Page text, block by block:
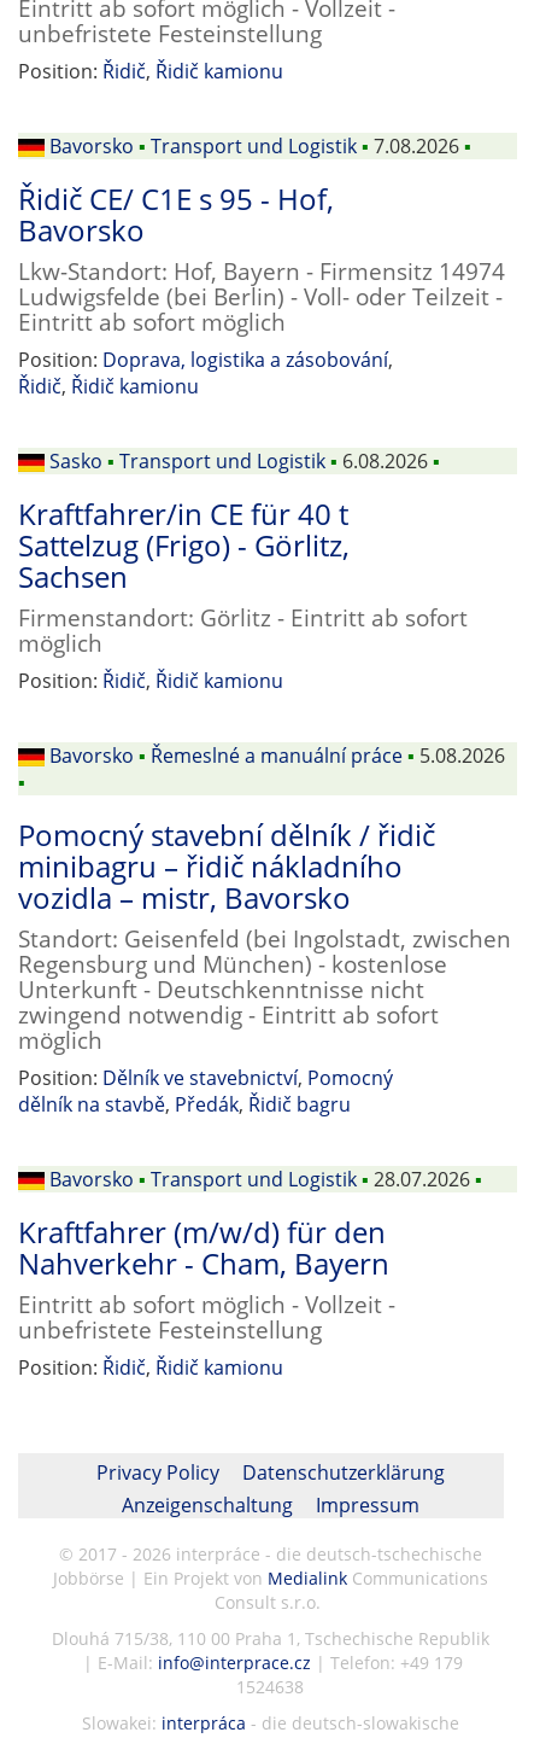
Eintritt ab sofort möglich - Vollzeit -
unbefristete Festeinstellung
Position: Řidič, Řidič kamionu
Bavorsko ▪ Transport und Logistik▪ 7.08.2026▪
Řidič CE/ C1E s 95 - Hof,
Bavorsko
Lkw-Standort: Hof, Bayern - Firmensitz 14974
Ludwigsfelde (bei Berlin) - Voll- oder Teilzeit -
Eintritt ab sofort möglich
Position: Doprava, logistika a zásobování,
Řidič, Řidič kamionu
Sasko ▪ Transport und Logistik▪ 6.08.2026▪
Kraftfahrer/in CE für 40 t
Sattelzug (Frigo) - Görlitz,
Sachsen
Firmenstandort: Görlitz - Eintritt ab sofort
möglich
Position: Řidič, Řidič kamionu
Bavorsko ▪ Řemeslné a manuální práce▪ 5.08.2026
▪
Pomocný stavební dělník / řidič
minibagru – řidič nákladního
vozidla – mistr, Bavorsko
Standort: Geisenfeld (bei Ingolstadt, zwischen
Regensburg und München) - kostenlose
Unterkunft - Deutschkenntnisse nicht
zwingend notwendig - Eintritt ab sofort
möglich
Position: Dělník ve stavebnictví, Pomocný
dělník na stavbě, Předák, Řidič bagru
Bavorsko ▪ Transport und Logistik▪ 28.07.2026▪
Kraftfahrer (m/w/d) für den
Nahverkehr - Cham, Bayern
Eintritt ab sofort möglich - Vollzeit -
unbefristete Festeinstellung
Position: Řidič, Řidič kamionu
Privacy Policy
Datenschutzerklärung
Anzeigenschaltung
Impressum
© 2017 - 2026 interpráce - die deutsch-tschechische
Jobbörse | Ein Projekt von MedialinkCommunications
Consult s.r.o.
Dlouhá 715/38, 110 00 Praha 1, Tschechische Republik
| E-Mail: info@interprace.cz | Telefon: +49 179
1524638
Slowakei: interpráca - die deutsch-slowakische